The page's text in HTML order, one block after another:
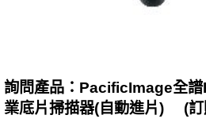
詢問產品：PacificImage全
業底片掃描器(自動進片) (訂